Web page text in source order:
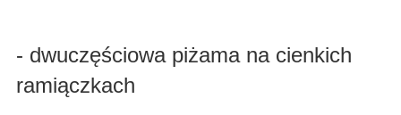
- dwuczęściowa piżama na cienkich
ramiączkach